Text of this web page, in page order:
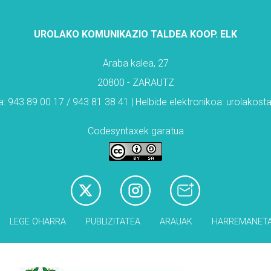
UROLAKO KOMUNIKAZIO TALDEA KOOP. ELK
Araba kalea, 27
20800 - ZARAUTZ
943 89 00 17 / 943 81 38 41 | Helbide elektronikoa:
Codesyntaxek garatua
LEGE OHARRA PUBLIZITATEA ARAUAK